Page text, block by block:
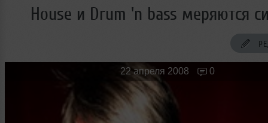
Танцевальные стили
House и Drum 'n bass меряются
22 апреля 2008 0